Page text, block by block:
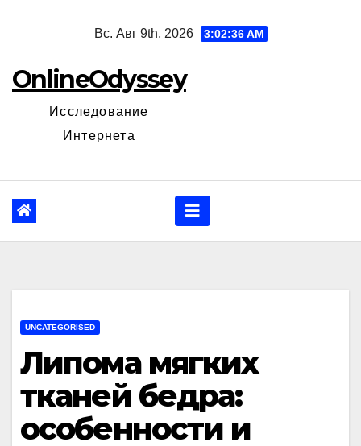
Вс. Авг 9th, 2026 3:02:37 AM
OnlineOdyssey
Исследование
Интернета
UNCATEGORISED
Липома мягких
тканей бедра:
особенности и